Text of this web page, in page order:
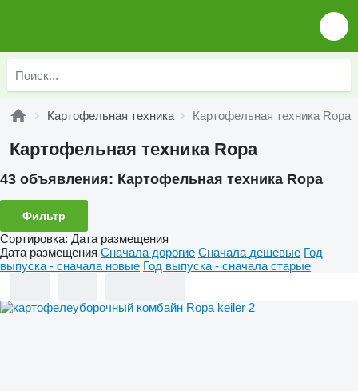
Картофельная техника Картофельная техника Ropa
Картофельная техника Ropa
43 объявления: Картофельная техника Ropa
Фильтр
Сортировка: Дата размещения
Дата размещения Сначала дорогие Сначала дешевые Год
выпуска - сначала новые Год выпуска - сначала старые